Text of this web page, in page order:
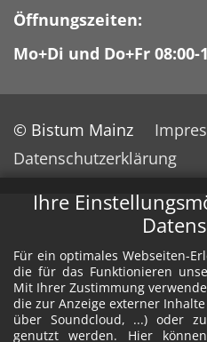
Ihre
Für ein optimales Webseiten-
die für das Funktionieren
Mit Ihrer Zustimmung
die zur Anzeige externer
über Soundcloud, ...) oder
genutzt werden. Hier
Öffnungszeiten:
Mo+Di und Do+Fr 08:00-
© Bistum Mainz
Datenschutzerklärung